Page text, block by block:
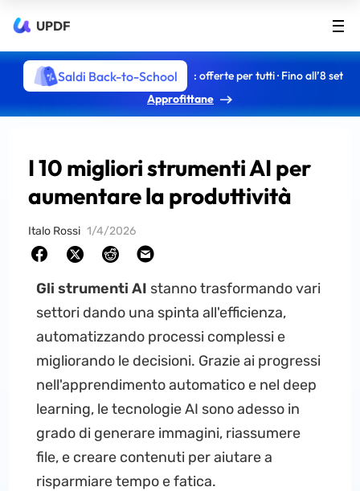
UPDF
Saldi Back-to-School
: offerte per tutti · Fino all’8 set
Approfittane
I 10 migliori strumenti AI per
aumentare la produttività
Italo Rossi 1/4/2026
Gli strumenti AI stanno trasformando vari
settori dando una spinta all'efficienza,
automatizzando processi complessi e
migliorando le decisioni. Grazie ai progressi
nell'apprendimento automatico e nel deep
learning, le tecnologie AI sono adesso in
grado di generare immagini, riassumere
file, e creare contenuti per aiutare a
risparmiare tempo e fatica.